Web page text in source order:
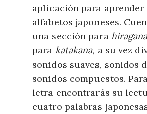
aplicación para aprender
alfabetos japoneses.
una sección para
para katakana, a su vez
sonidos suaves, sonidos
sonidos compuestos.
letra encontrarás su
cuatro palabras